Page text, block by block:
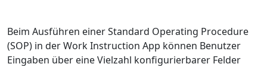
Beim Ausführen einer Standard Operating Procedure
(SOP) in der Work Instruction App können Benutzer
Eingaben über eine Vielzahl konfigurierbarer Felder